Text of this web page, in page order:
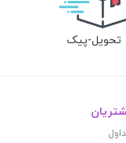
تحویل-پیک